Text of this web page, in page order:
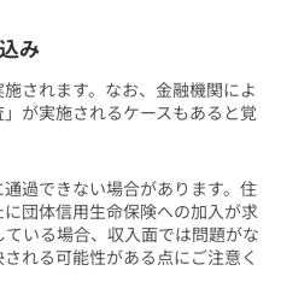
み
されます。なお、金融機関によ
が実施されるケースもあると覚
過できない場合があります。住
団体信用生命保険への加入が求
いる場合、収入面では問題がな
れる可能性がある点にご注意く